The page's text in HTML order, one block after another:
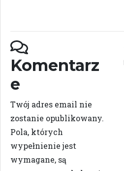
Komentarz
e
Twój adres email nie
zostanie opublikowany.
Pola, których
wypełnienie jest
wymagane, są